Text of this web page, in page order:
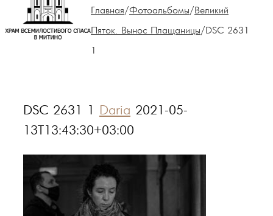
Главная/Фотоальбомы/Великий
Пяток. Вынос Плащаницы/DSC 2631
DSC 2631 1 Daria 2021-05-
13T13:43:30+03:00